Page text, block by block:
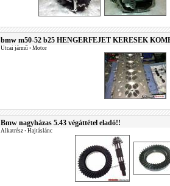
bmw m50-52 b25 HENGERFEJET KERESEK
Utcai jármű • Motor
Bmw nagyházas 5.43 végáttétel eladó!!
Alkatrész • Hajtáslánc